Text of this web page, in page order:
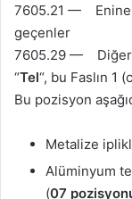
7605.21 — Enine
geçenler
7605.29 —
“Tel“, bu Faslın 1
Bu pozisyon
Metalize
Alüminyum
(07